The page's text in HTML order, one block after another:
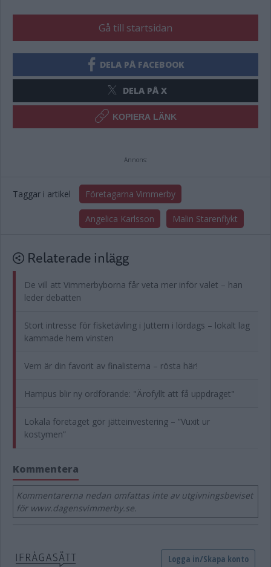
Gå till startsidan
DELA PÅ FACEBOOK
DELA PÅ X
KOPIERA LÄNK
Annons:
Taggar i artikel Företagarna Vimmerby
Angelica Karlsson Malin Starenflykt
Relaterade inlägg
De vill att Vimmerbyborna får veta mer inför valet – han
leder debatten
Stort intresse för fisketävling i Juttern i lördags – lokalt lag
kammade hem vinsten
Vem är din favorit av finalisterna – rösta här!
Hampus blir ny ordförande: "Ärofyllt att få uppdraget"
Lokala företaget gör jätteinvestering – ”Vuxit ur
kostymen”
Kommentera
Kommentarerna nedan omfattas inte av utgivningsbeviset
för www.dagensvimmerby.se.